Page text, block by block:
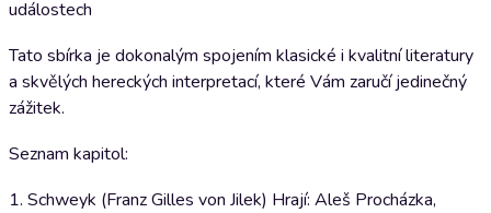
událostech
Tato sbírka je dokonalým spojením klasické i kvalitní literatury
a skvělých hereckých interpretací, které Vám zaručí jedinečný
zážitek.
Seznam kapitol:
1. Schweyk (Franz Gilles von Jilek) Hrají: Aleš Procházka,